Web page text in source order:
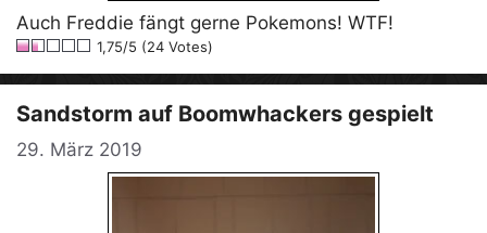
Auch Freddie fängt gerne Pokemons! WTF!
1,75/5 (24 Votes)
Sandstorm auf Boomwhackers gespielt
29. März 2019